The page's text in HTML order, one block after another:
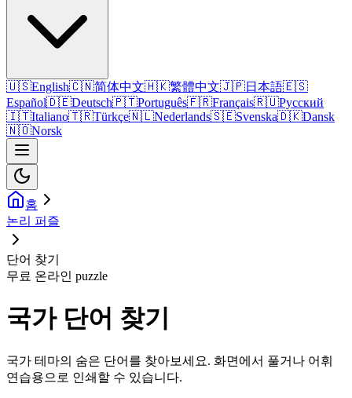
🇺🇸English🇨🇳简体中文🇭🇰繁體中文🇯🇵日本語🇪🇸
Español🇩🇪Deutsch🇵🇹Português🇫🇷Français🇷🇺Русский
🇮🇹Italiano🇹🇷Türkçe🇳🇱Nederlands🇸🇪Svenska🇩🇰Dansk
🇳🇴Norsk
홈
논리 퍼즐
단어 찾기
무료 온라인 puzzle
국가 단어 찾기
국가 테마의 숨은 단어를 찾아보세요. 화면에서 풀거나 어휘
연습용으로 인쇄할 수 있습니다.